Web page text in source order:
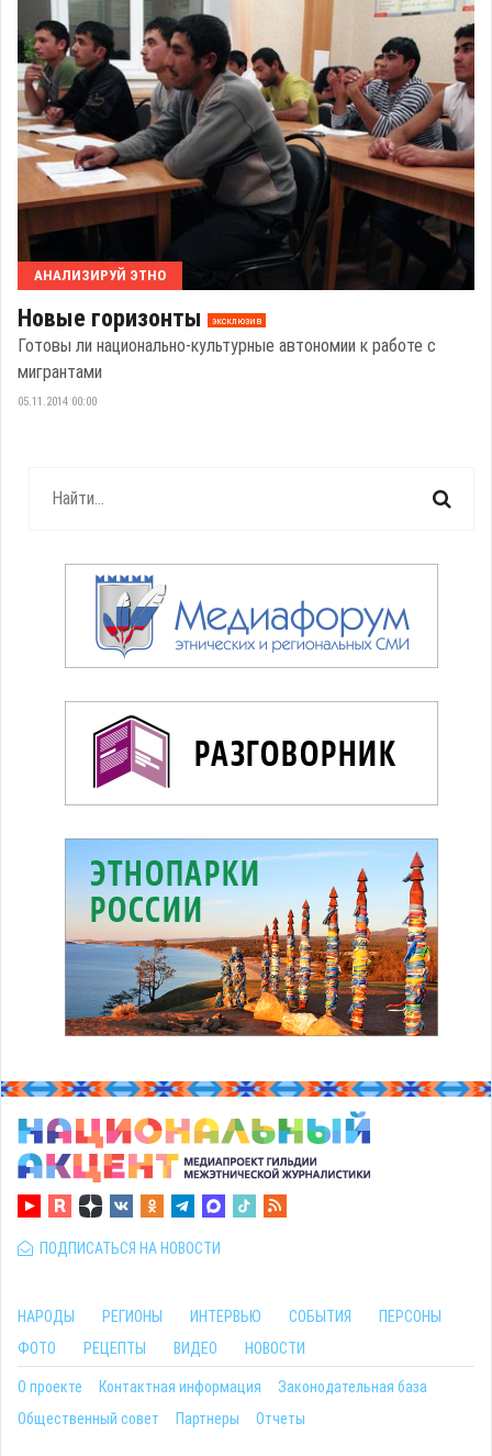
АНАЛИЗИРУЙ ЭТНО
Новые горизонты эксклюзив
Готовы ли национально-культурные автономии к работе с
мигрантами
05.11.2014 00:00
ПОДПИСАТЬСЯ НА НОВОСТИ
НАРОДЫ РЕГИОНЫ ИНТЕРВЬЮ СОБЫТИЯ
ПЕРСОНЫ
ФОТО
РЕЦЕПТЫ ВИДЕО НОВОСТИ
О проекте Контактная информация
Законодательная база
Общественный совет
Партнеры Отчеты